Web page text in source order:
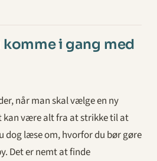
i gang med
når man skal vælge en ny
kan være alt fra at strikke til at
dog læse om, hvorfor du bør gøre
Det er nemt at finde